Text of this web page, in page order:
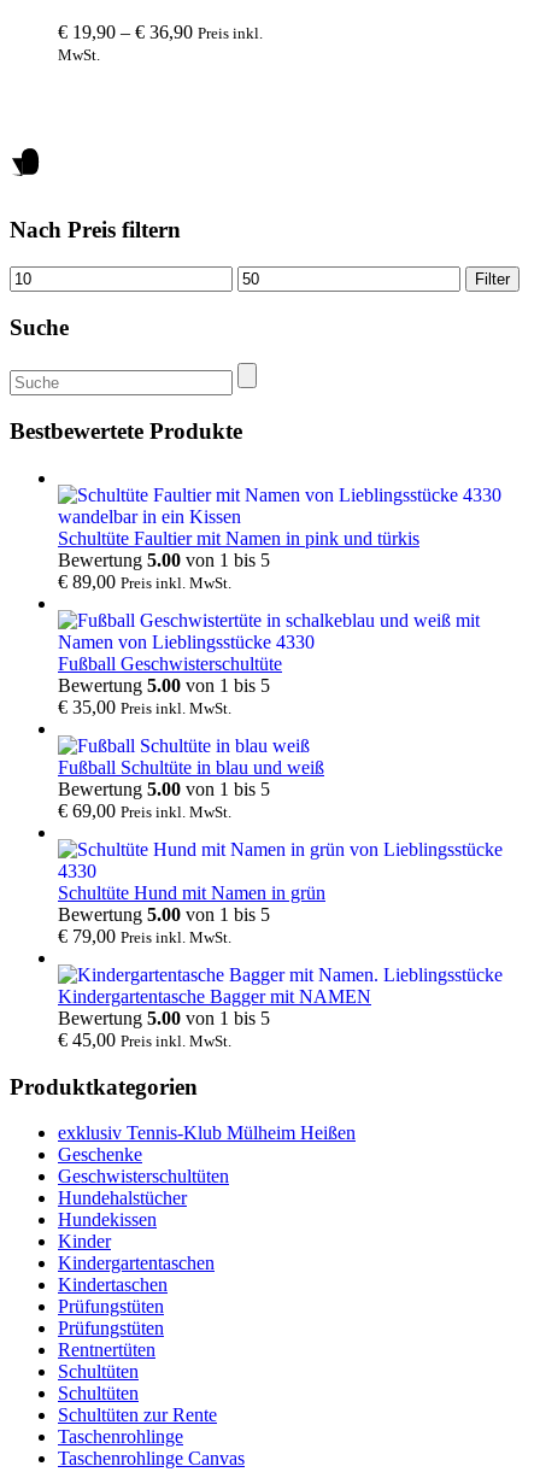
€ 19,90 – € 36,90 Preis inkl.
MwSt.
Nach Preis filtern
Mindestpreis Höchstpreis Filter
Suche
Suche
nach:
Bestbewertete Produkte
Schultüte Faultier mit Namen in pink und türkis
Bewertung 5.00 von 1 bis 5
€ 89,00 Preis inkl. MwSt.
Fußball Geschwisterschultüte
Bewertung 5.00 von 1 bis 5
€ 35,00 Preis inkl. MwSt.
Fußball Schultüte in blau und weiß
Bewertung 5.00 von 1 bis 5
€ 69,00 Preis inkl. MwSt.
Schultüte Hund mit Namen in grün
Bewertung 5.00 von 1 bis 5
€ 79,00 Preis inkl. MwSt.
Kindergartentasche Bagger mit NAMEN
Bewertung 5.00 von 1 bis 5
€ 45,00 Preis inkl. MwSt.
Produktkategorien
exklusiv Tennis-Klub Mülheim Heißen
Geschenke
Geschwisterschultüten
Hundehalstücher
Hundekissen
Kinder
Kindergartentaschen
Kindertaschen
Prüfungstüten
Prüfungstüten
Rentnertüten
Schultüten
Schultüten
Schultüten zur Rente
Taschenrohlinge
Taschenrohlinge Canvas